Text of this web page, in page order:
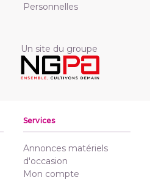
Personnelles
Un site du groupe
Services
Annonces matériels
d'occasion
Mon compte